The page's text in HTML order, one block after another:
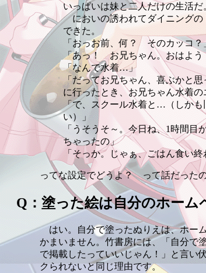
いっぱいは妹と二人だけの生活だ
においの誘われてダイニングの
できた。
「おっお前、何？ そのカッコ？
「あっ！ お兄ちゃん。おはよ
「なんで水着…」
「だってお兄ちゃん、喜ぶかと
に行ったとき、お兄ちゃん水着
「で、スクール水着と…（しか
い）」
「うそうそ～。今日ね、1時間目
ちゃったの」
「そっか。じゃぁ、ごはん食い
ってな設定でどうよ？ って話だった
Q：塗った絵は自分のホーム
はい。自分で塗ったぬりえは、ホー
かまいません。竹書房には、「自分で
で掲載したっていいじゃん！」と言い
クられないと同じ理由です。